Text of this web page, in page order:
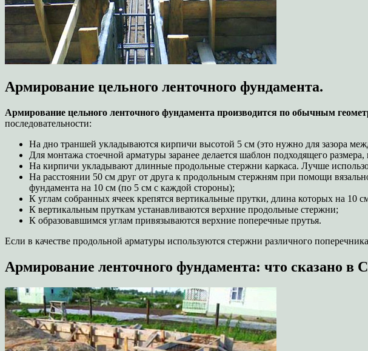
Армирование цельного ленточного фундамента.
Армирование цельного ленточного фундамента производится по обычным
последовательности:
На дно траншей укладываются кирпичи высотой 5 см (это нужно для зазора
Для монтажа стоечной арматуры заранее делается шаблон подходящего
На кирпичи укладывают длинные продольные стержни каркаса. Лучше
На расстоянии 50 см друг от друга к продольным стержням при помощи
фундамента на 10 см (по 5 см с каждой стороны);
К углам собранных ячеек крепятся вертикальные прутки, длина которых на 10
К вертикальным пруткам устанавливаются верхние продольные стержни;
К образовавшимся углам привязываются верхние поперечные прутья.
Если в качестве продольной арматуры используются стержни различного
Армирование ленточного фундамента: что сказано в